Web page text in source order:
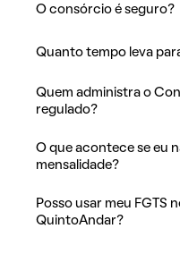
O consórcio é seguro?
Quanto tempo leva
Quem administra o
regulado?
O que acontece se eu
mensalidade?
Posso usar meu FGTS
QuintoAndar?